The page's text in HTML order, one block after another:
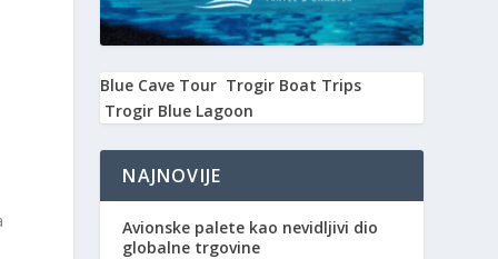
Blue Cave Tour Trogir Boat Trips
Trogir Blue Lagoon
NAJNOVIJE
Avionske palete kao nevidljivi dio
globalne trgovine